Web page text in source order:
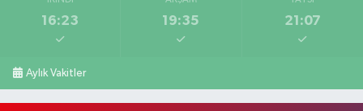
16:23 19:35 21:07
Aylık Vakitler